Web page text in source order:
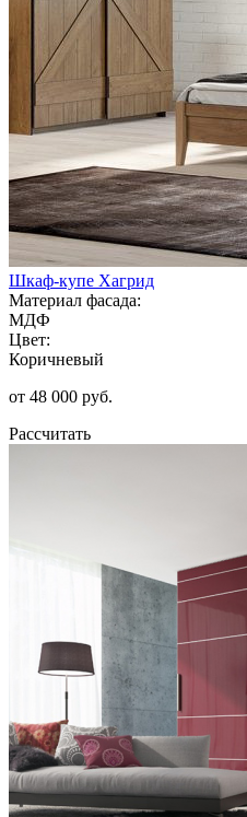
Шкаф-купе Хагрид
Материал фасада:
МДФ
Цвет:
Коричневый
от 48 000 руб.
Рассчитать